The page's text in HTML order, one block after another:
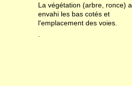
La végétation (arbre, ronce) a
envahi les bas cotés et
l'emplacement des voies.